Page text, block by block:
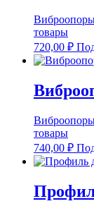
товары
720,00 ₽
товары
740,00 ₽